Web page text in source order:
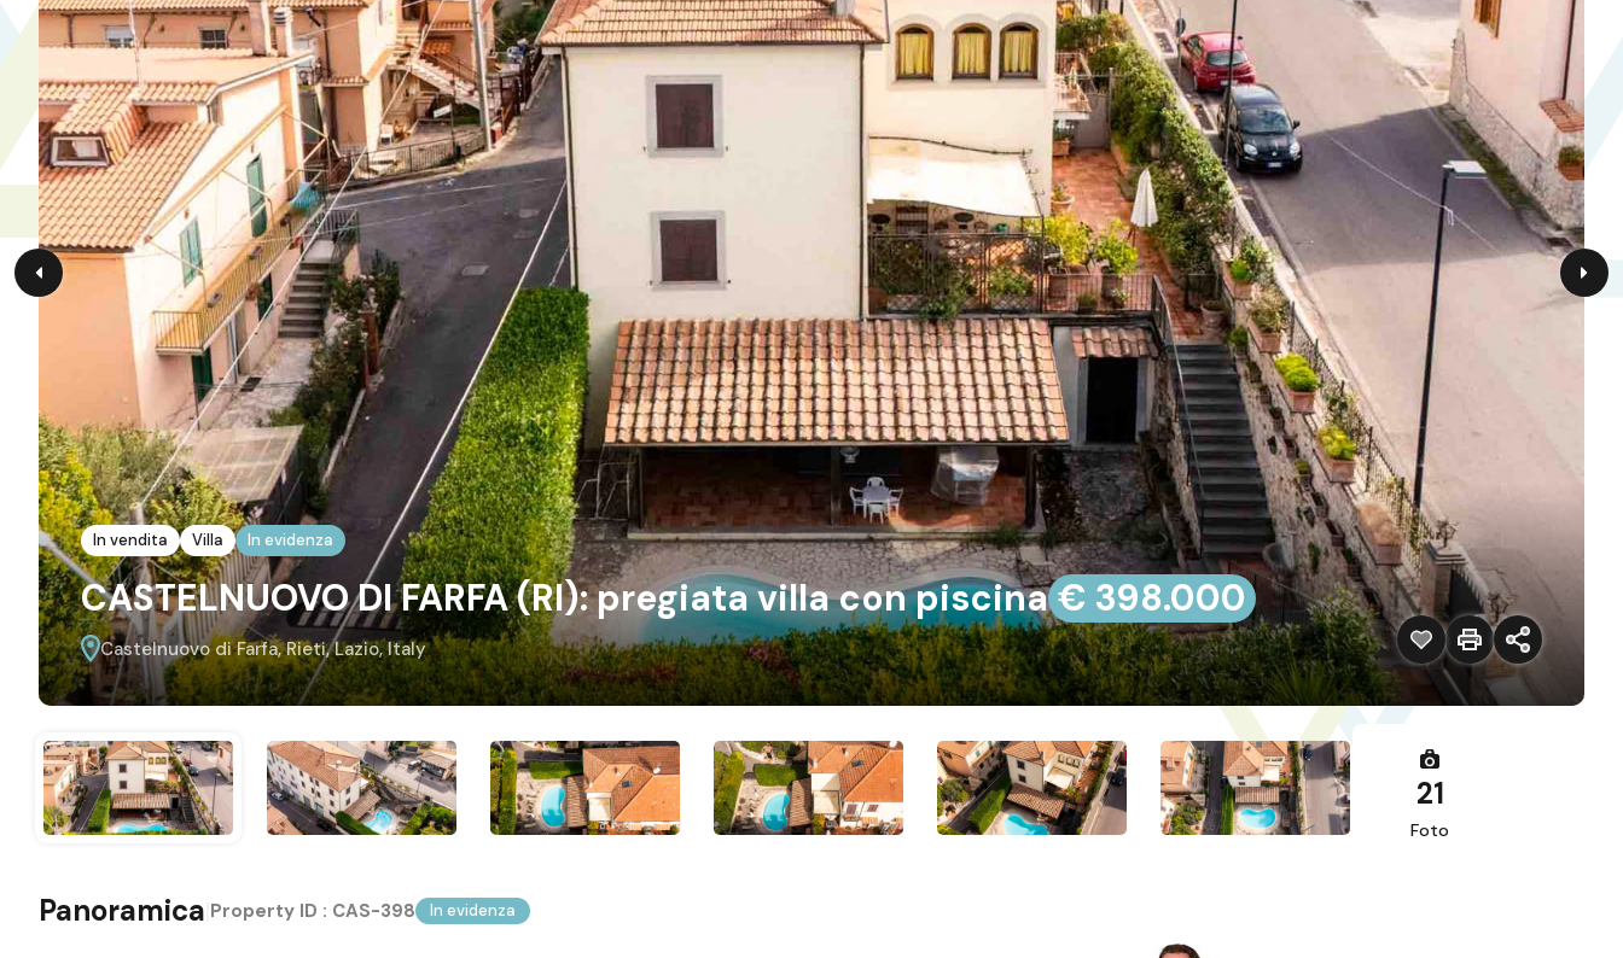
In vendita Villa In evidenza
CASTELNUOVO DI FARFA (RI): pregiata villa con piscina € 398.000
Castelnuovo di Farfa, Rieti, Lazio, Italy
21
Foto
Panoramica Property ID : CAS-398 In evidenza